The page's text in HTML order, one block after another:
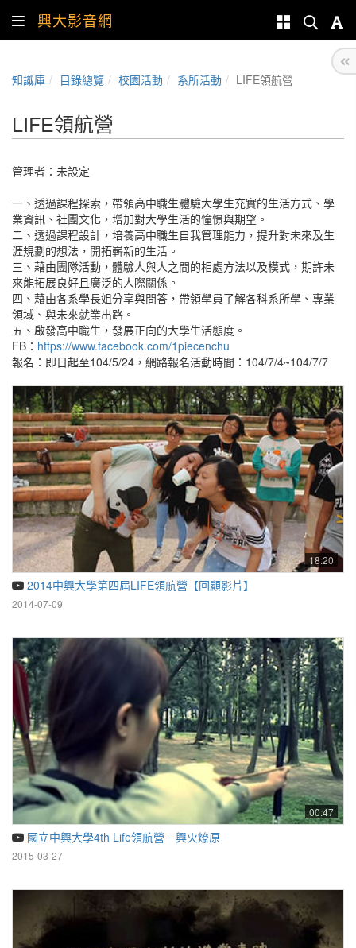
興大影音網
知識庫 目錄總覽 校園活動 系所活動 LIFE領航營
LIFE領航營
管理者：未設定
一、透過課程探索，帶領高中職生體驗大學生充實的生活方式、學
業資訊、社團文化，增加對大學生活的憧憬與期望。
二、透過課程設計，培養高中職生自我管理能力，提升對未來及生
涯規劃的想法，開拓嶄新的生活。
三、藉由團隊活動，體驗人與人之間的相處方法以及模式，期許未
來能拓展良好且廣泛的人際關係。
四、藉由各系學長姐分享與問答，帶領學員了解各科系所學、專業
領域、與未來就業出路。
五、啟發高中職生，發展正向的大學生活態度。
FB： https://www.facebook.com/1piecenchu
報名：即日起至104/5/24，網路報名活動時間：104/7/4~104/7/7
18:20
2014中興大學第四屆LIFE領航營【回顧影片】
2014-07-09
00:47
國立中興大學4th Life領航營－興火燎原
2015-03-27